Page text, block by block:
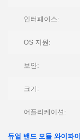
인터페이스:
OS 지원:
보안:
크기:
어플리케이션:
듀얼 밴드 모듈 와이파